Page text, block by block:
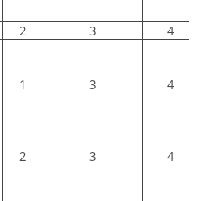
2 3 4
1 3 4
2 3 4